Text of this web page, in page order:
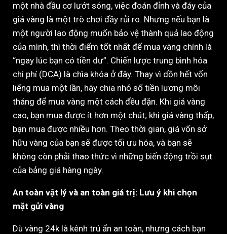
một nhà đầu cơ lướt sóng, việc đoán đỉnh và đáy của
giá vàng là một trò chơi đầy rủi ro. Nhưng nếu bạn là
một người lao động muốn bảo vệ thành quả lao động
của mình, thì thời điểm tốt nhất để mua vàng chính là
“ngay lúc bạn có tiền dư”. Chiến lược trung bình hóa
chi phí (DCA) là chìa khóa ở đây. Thay vì dồn hết vốn
liếng mua một lần, hãy chia nhỏ số tiền lương mỗi
tháng để mua vàng một cách đều đặn. Khi giá vàng
cao, bạn mua được ít hơn một chút; khi giá vàng thấp,
bạn mua được nhiều hơn. Theo thời gian, giá vốn sở
hữu vàng của bạn sẽ được tối ưu hóa, và bạn sẽ
không còn phải thao thức vì những biến động trồi sụt
của bảng giá hàng ngày.
An toàn vật lý và an toàn giá trị: Lưu ý khi chọn
mặt gửi vàng
Dù vàng 24k là kênh trú ẩn an toàn, nhưng cách bạn